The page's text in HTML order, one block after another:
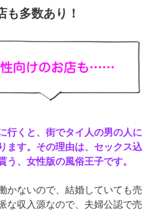
多数あり！
行くと、街でタイ人の男の人に
ます。その理由は、セックス込
、女性版の風俗王子です。
かないので、結婚していても売
な収入源なので、夫婦公認で売